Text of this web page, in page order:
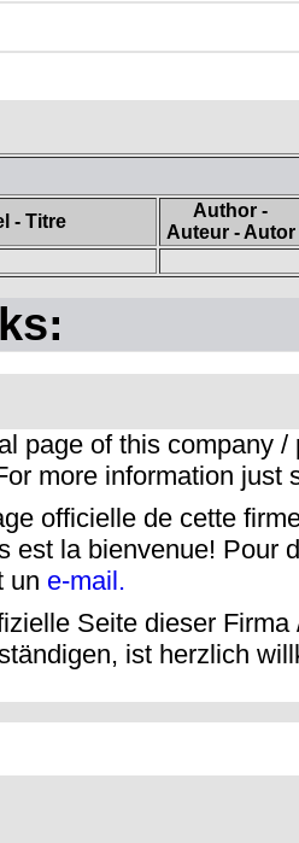
- Titre
Author -
Auteur - Autor
page of this company
more information just
officielle de cette
est la bienvenue! Pour
un e-mail.
Seite dieser
ist herzlich